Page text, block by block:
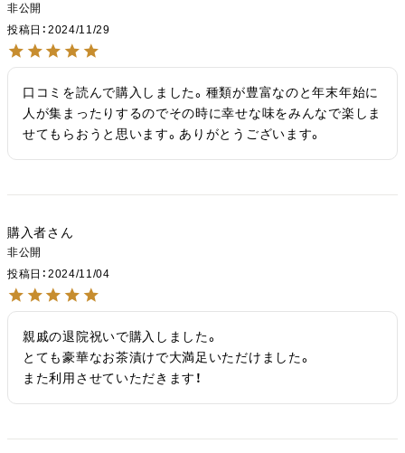
非公開
投稿日
2024/11/29
口コミを読んで購入しました。種類が豊富なのと年末年始に
人が集まったりするのでその時に幸せな味をみんなで楽しま
せてもらおうと思います。ありがとうございます。
購入者
非公開
投稿日
2024/11/04
親戚の退院祝いで購入しました。
とても豪華なお茶漬けで大満足いただけました。
また利用させていただきます！